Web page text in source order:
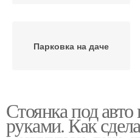
Парковка на даче
плитки
Стоянка под
руками. Как